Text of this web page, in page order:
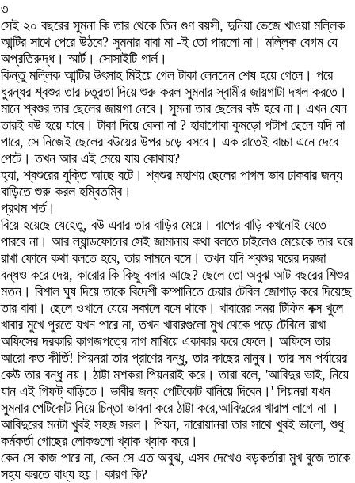
৩
সেই ২০ বছরের সুমনা কি তার থেকে তিন গুণ বয়সী, দুনিয়া ভেজে খাওয়া মল্লিক
আন্টির সাথে পেরে উঠবে? সুমনার বাবা মা -ই তো পারলো না। মল্লিক বেগম যে
অপ্রতিরুদ্ধ। স্মার্ট। সোসাইটি গার্ল।
কিন্তু মল্লিক আন্টির উৎসাহ মিইয়ে গেল টাকা লেনদেন শেষ হয়ে গেলে। পরে
ধুরন্ধর শ্বশুর তার চতুরতা দিয়ে শুরু করল সুমনার স্বামীর জায়গাটা দখল করতে।
মানে শ্বশুর তার ছেলের জায়গা নেবে। সুমনা তার ছেলের বউ হবে না। এখন যেন
তারই বউ হয়ে যাবে। টাকা দিয়ে কেনা না ? হাবাগোবা কুমড়ো পটাশ ছেলে যদি না
পারে, সে নিজেই ছেলের বউয়ের উপর চড়ে বসবে। এক রাতেই বাচ্চা এনে দেবে
পেটে। তখন আর এই মেয়ে যায় কোথায়?
হ্যা, শ্বশুরের যুক্তি আছে বটে। শ্বশুর মহাশয় ছেলের পাগল ভাব ঢাকবার জন্য
বাড়িতে শুরু করল হম্বিতম্বি।
প্রথম শর্ত।
বিয়ে হয়েছে যেহেতু, বউ এবার তার বাড়ির মেয়ে। বাপের বাড়ি কখনোই যেতে
পারবে না। আর ল্যান্ডফোনের সেই জামানায় কথা বলতে চাইলেও মেয়েকে তার ঘরে
রাখা ফোনে কথা বলতে হবে, তার সামনে বসে। তখন যদি শ্বশুর ঘরের দরজা
বন্ধও করে দেয়, কারোর কি কিছু বলার আছে? ছেলে তো অবুঝ আট বছরের শিশুর
মতন। বিশাল ঘুষ দিয়ে তাকে বিদেশী কম্পানিতে চেয়ার টেবিল জোগাড় করে দিয়েছে
তার বাবা। ছেলে ওখানে যেয়ে সকালে বসে থাকে। খাবারের সময় টিফিন বক্স খুলে
খাবার মুখে পুরতে যখন পারে না, তখন খাবারগুলো মুখ থেকে পড়ে টেবিলে রাখা
অফিসের দরকারি কাগজপত্রে দাগ মাখিয়ে একাকার করে ফেলে। অফিসে তার
আরো কত কীর্তি! পিয়নরা তার প্রাণের বন্ধু, তার কাছের মানুষ। তার সম পর্যায়ের
কেউ তার বন্ধু নয়। ঠাট্টা মশকরা পিয়নরাই করে। তারা বলে, 'আবিদুর ভাই, নিয়ে
যান এই গিফট্‌ বাড়িতে। ভাবীর জন্য পেটিকোট বানিয়ে দিবেন।' পিয়নরা যখন
সুমনার পেটিকোট নিয়ে চিন্তা ভাবনা করে ঠাট্টা করে,আবিদুরের খারাপ লাগে না ।
আবিদুরের মনটা খুবই সহজ সরল। পিয়ন, দারোয়ানরা তার সাথে খুবই ভালো, শুধু
কর্মকর্তা গোছের লোকগুলো খ্যাক খ্যাক করে।
কেন সে কাজ পারে না, কেন সে এত অবুঝ, এসব দেখেও বড়কর্তারা মুখ বুজে তাকে
সহ্য করতে বাধ্য হয়। কারণ কি?